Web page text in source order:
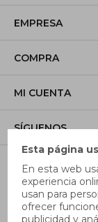
Esta página
En esta web
experiencia
usan para
ofrecer
publicidad y
EMPRESA
COMPRA
MI CUENTA
SÍGUENOS